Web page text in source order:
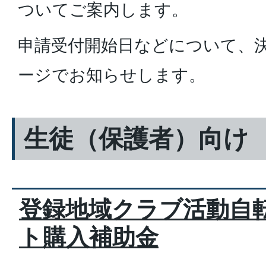
ついてご案内します。
申請受付開始日などについて、
ージでお知らせします。
生徒（保護者）向け
登録地域クラブ活動自
ト購入補助金